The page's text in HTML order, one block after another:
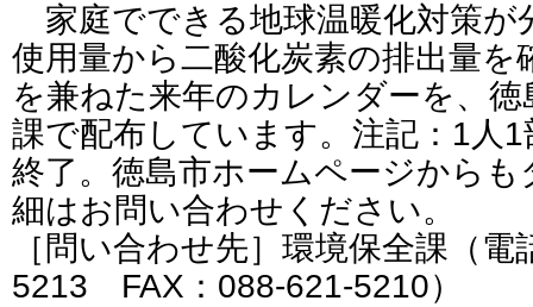
家庭でできる地球温暖化対策が
使用量から二酸化炭素の排出量を
を兼ねた来年のカレンダーを、
課で配布しています。注記：1人
終了。徳島市ホームページから
細はお問い合わせください。
［問い合わせ先］環境保全課（
5213 FAX：088-621-5210）